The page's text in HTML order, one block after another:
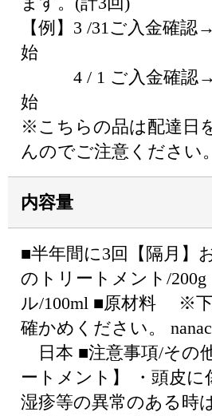
【例】3 /31ご入金確
始
4 / 1 ご入金確認→5
始
※こちらの品は配達日
んのでご注意ください。
内容量
■半年間に3回【隔月】
のトリートメント/200g
ル/100ml ■原材料 ※下
確かめください。
日本 ■注意事項/その
ートメント】 ・頭皮に
湿疹等の異常のある時